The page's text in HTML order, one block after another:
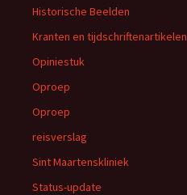
Historische Beelden
Kranten en tijdschriftenartikelen
Opiniestuk
Oproep
Oproep
reisverslag
Sint Maartenskliniek
Status-update